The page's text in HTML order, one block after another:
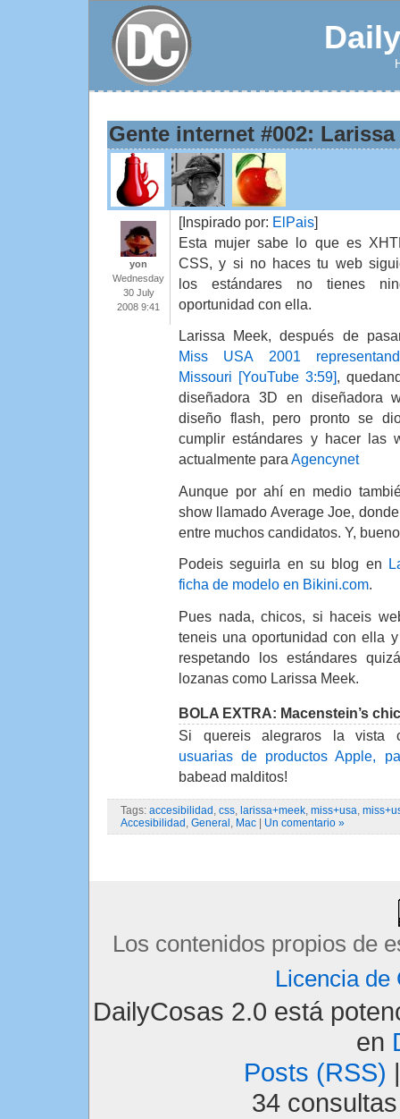
Gente internet #002: Larissa
yon
Wednesday
30 July
2008 9:41
[Inspirado por: ElPais]
Esta mujer sabe lo que es
CSS, y si no haces tu web
los estándares no tienes
oportunidad con ella.
Larissa Meek, después de
Miss USA 2001
Missouri [YouTube 3:59],
diseñadora 3D en diseñadora
diseño flash, pero pronto se
cumplir estándares y hacer las
actualmente para Agencynet
Aunque por ahí en medio
show llamado Average Joe,
entre muchos candidatos. Y,
Podeis seguirla en su blog en
ficha de modelo en Bikini.com.
Pues nada, chicos, si haceis
teneis una oportunidad con ella
respetando los estándares
lozanas como Larissa Meek.
BOLA EXTRA: Macenstein’s
Si quereis alegraros la vista
usuarias de productos Apple,
babead malditos!
Tags: accesibilidad css larissa+meek miss+usa
Accesibilidad General Mac | Un comentario »
Los contenidos propios de
Licencia de
DailyCosas 2.0 está
en
Posts (RSS)
34